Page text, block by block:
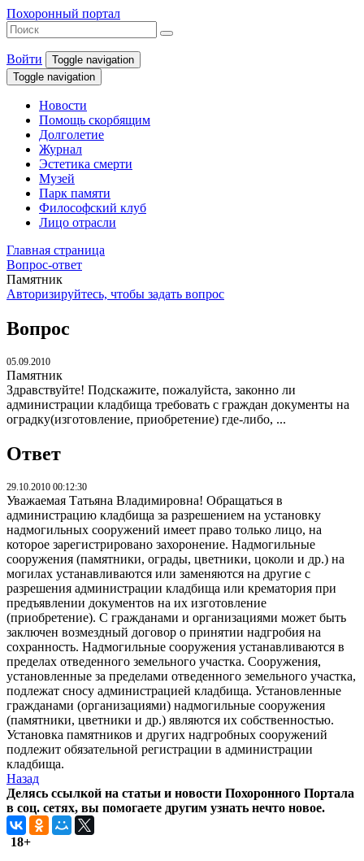
Похоронный портал
Войти
Toggle navigation
Toggle navigation
Новости
Помощь скорбящим
Долголетие
Журнал
Эстетика смерти
Музей
Парк памяти
Философский клуб
Лицо отрасли
Главная страница
Вопрос-ответ
Памятник
Авторизируйтесь, чтобы задать вопрос
Вопрос
05.09.2010
Памятник
Здравствуйте! Подскажите, пожалуйста, законно ли
администрации кладбища требовать с граждан документы на
оградку(изготовление, приобретение) где-либо, ...
Ответ
29.10.2010 00:12:30
Уважаемая Татьяна Владимировна! Обращаться в
администрацию кладбища за разрешением на установку
надмогильных сооружений имеет право только лицо, на
которое зарегистрировано захоронение. Надмогильные
сооружения (памятники, ограды, цветники, цоколи и др.) на
могилах устанавливаются или заменяются на другие с
разрешения администрации кладбища или крематория при
предъявлении документов на их изготовление
(приобретение). С гражданами и организациями может быть
заключен возмездный договор о принятии надгробия на
сохранность. Надмогильные сооружения устанавливаются в
пределах отведенного земельного участка. Сооружения,
установленные за пределами отведенного земельного участка,
подлежат сносу администрацией кладбища. Установленные
гражданами (организациями) надмогильные сооружения
(памятники, цветники и др.) являются их собственностью.
Установка памятников и других надгробных сооружений
подлежит обязательной регистрации в администрации
кладбища.
Назад
Делясь ссылкой на статьи и новости Похоронного Портала
в соц. сетях, вы помогаете другим узнать нечто новое.
18+